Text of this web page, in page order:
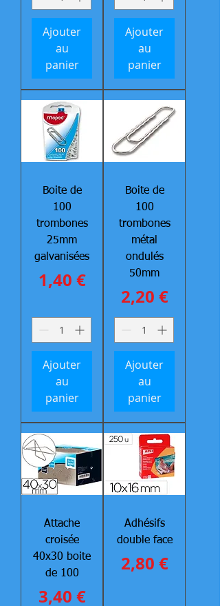
Ajouter
au
panier
Ajouter
au
panier
Boite de
100
trombones
25mm
galvanisées
Prix
1,40 €
Ajouter
au
panier
Boite de
100
trombones
métal
ondulés
50mm
Prix
2,20 €
Ajouter
au
panier
Attache
croisée
40x30 boite
de 100
Prix
3,40 €
Adhésifs
double face
Prix
2,80 €